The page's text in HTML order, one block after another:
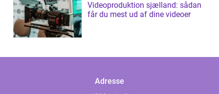
Videoproduktion sjælland: sådan
får du mest ud af dine videoer
Adresse